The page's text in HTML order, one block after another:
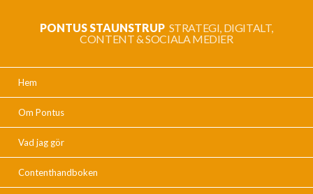
PONTUS STAUNSTRUP STRATEGI, DIGITALT,
CONTENT & SOCIALA MEDIER
Hem
Om Pontus
Vad jag gör
Contenthandboken